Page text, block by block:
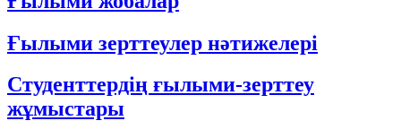
Ғылыми зерттеулер нәтижелері
Студенттердің ғылыми-зерттеу
жұмыстары